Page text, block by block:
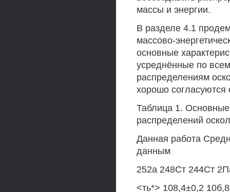
массы и энергии.
В разделе 4.1
массово-
основные
усреднённые по
распределениям
хорошо
Таблица 1. Основные
распределений
Данная работа
данным
252а 248Ст 244Ст
<ть*> 108,4±0,2